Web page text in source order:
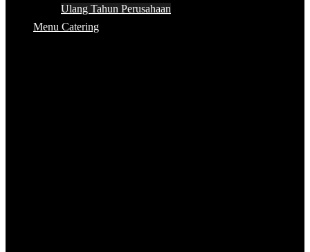
Ulang Tahun Perusahaan
Menu Catering